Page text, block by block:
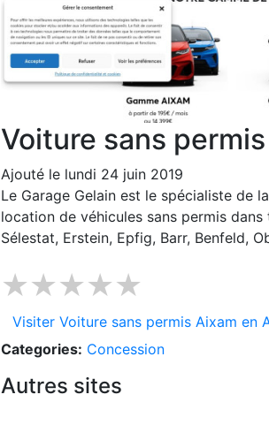
Voiture sans
Ajouté le lundi 24 juin 2019
Le Garage Gelain est le spécialiste de
location de véhicules sans permis
Sélestat, Erstein, Epfig, Barr, Benfeld,
★★★★★
Visiter Voiture sans permis Aixam en
Categories: Concession
Autres sites